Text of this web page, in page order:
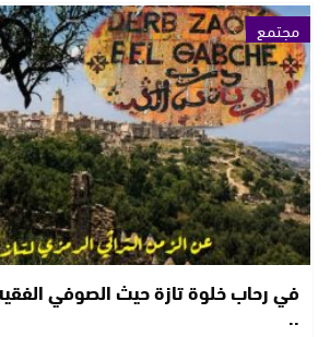
مجتمع
في رحاب خلوة تازة حيث الصوفي
..